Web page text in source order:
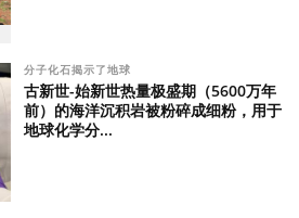
分子化石揭示了地球
古新世-始新世热量极盛期（5600万年
前）的海洋沉积岩被粉碎成细粉，用于
地球化学分...